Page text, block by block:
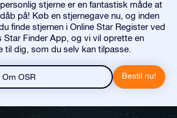
stjerne er en fantastisk måde at
på! Køb en stjernegave nu, og inden
finde stjernen i Online Star Register ved
Star Finder App, og vi vil oprette en
til dig, som du selv kan tilpasse.
Om OSR Bestil nu!